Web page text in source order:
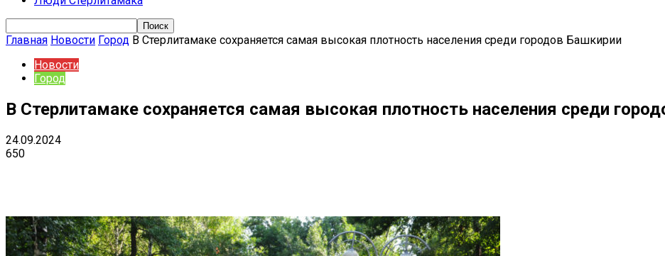
Главная Новости Город В Стерлитамаке сохраняется самая высокая плотность населения среди городов Башкирии
Новости
Город
В Стерлитамаке сохраняется самая высокая плотность населения среди
24.09.2024
650